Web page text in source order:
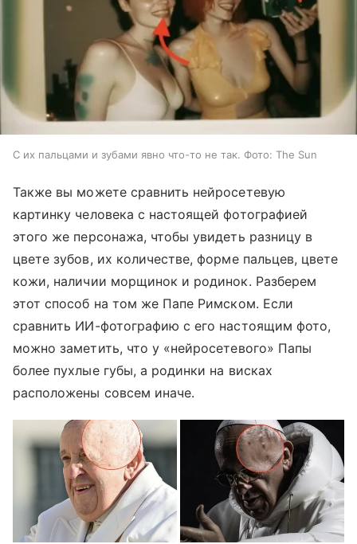
С их пальцами и зубами явно что-то не так. Фото: The Sun
Также вы можете сравнить нейросетевую
картинку человека с настоящей фотографией
этого же персонажа, чтобы увидеть разницу в
цвете зубов, их количестве, форме пальцев, цвете
кожи, наличии морщинок и родинок. Разберем
этот способ на том же Папе Римском. Если
сравнить ИИ-фотографию с его настоящим фото,
можно заметить, что у «нейросетевого» Папы
более пухлые губы, а родинки на висках
расположены совсем иначе.